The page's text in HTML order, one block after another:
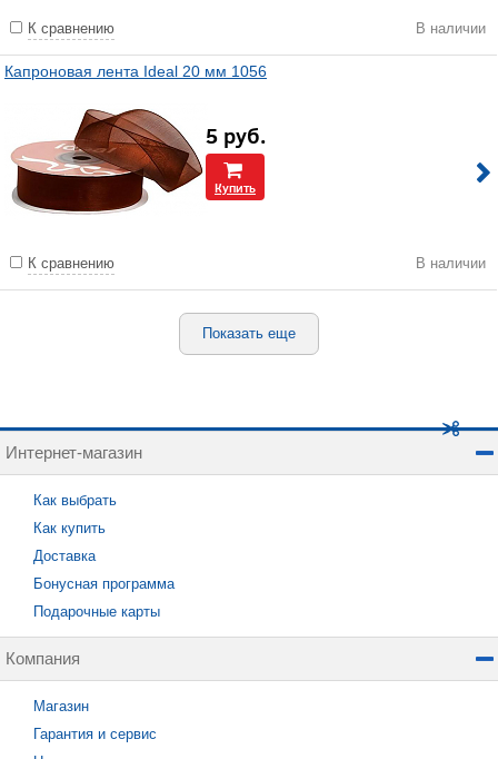
К сравнению В наличии
Капроновая лента Ideal 20 мм 1056
5 руб.
Купить
К сравнению В наличии
Показать еще
Интернет-магазин
Как выбрать
Как купить
Доставка
Бонусная программа
Подарочные карты
Компания
Магазин
Гарантия и сервис